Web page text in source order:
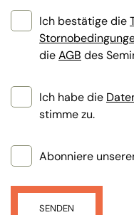
Ich bestätige die
dieAGB des
Ich habe die
stimme zu.
Abonniere
SENDEN